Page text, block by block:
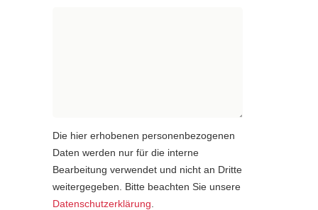
Die hier erhobenen personenbezogenen
Daten werden nur für die interne
Bearbeitung verwendet und nicht an Dritte
weitergegeben. Bitte beachten Sie unsere
Datenschutzerklärung